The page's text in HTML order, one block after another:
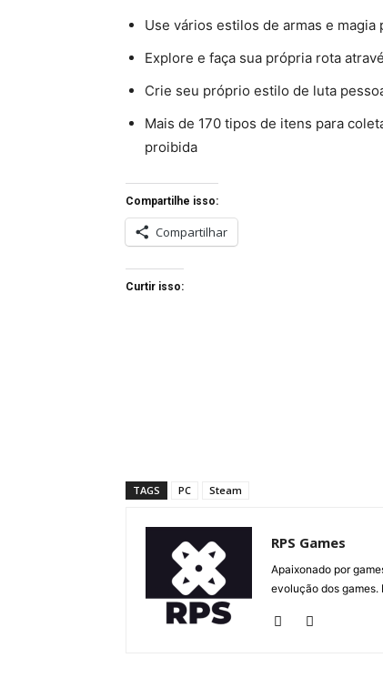
Use vários estilos de armas e
Explore e faça sua própria rota
Crie seu próprio estilo de luta
Mais de 170 tipos de itens para
proibida
Compartilhe isso:
Compartilhar
Curtir isso:
TAGS PC Steam
RPS Games
Apaixonado por
evolução dos games.